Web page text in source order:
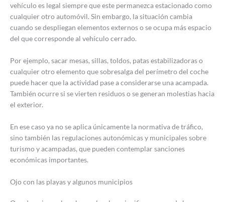
vehículo es legal siempre que este permanezca estacionado como
cualquier otro automóvil. Sin embargo, la situación cambia
cuando se despliegan elementos externos o se ocupa más espacio
del que corresponde al vehículo cerrado.
Por ejemplo, sacar mesas, sillas, toldos, patas estabilizadoras o
cualquier otro elemento que sobresalga del perímetro del coche
puede hacer que la actividad pase a considerarse una acampada.
También ocurre si se vierten residuos o se generan molestias hacia
el exterior.
En ese caso ya no se aplica únicamente la normativa de tráfico,
sino también las regulaciones autonómicas y municipales sobre
turismo y acampadas, que pueden contemplar sanciones
económicas importantes.
Ojo con las playas y algunos municipios